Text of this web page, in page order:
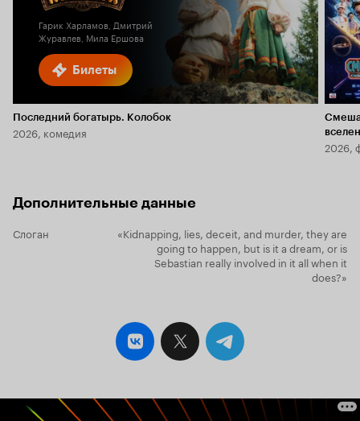
Билеты
Гарик Харламов, Дмитрий
Журавлев, Мила Ершова
Последний богатырь. Колобок
2026, комедия
2026,
Дополнительные данные
Слоган
«Kidnapping, lies, deceit, and murder, they are
going to happen, but is it a dream, or is
Sebastian really involved in it all when it
does?»